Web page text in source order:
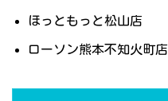
ほっともっと松山店
ローソン熊本不知火町店